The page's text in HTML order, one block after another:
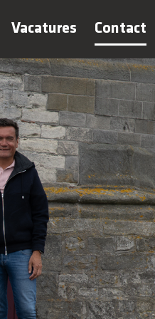
Vacatures Contact